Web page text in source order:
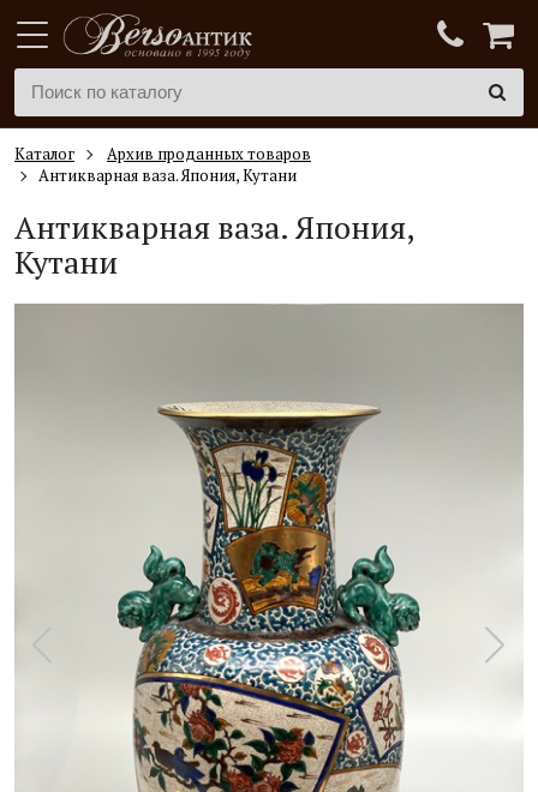
Каталог
Архив проданных товаров
Антикварная ваза. Япония, Кутани
Антикварная ваза. Япония,
Кутани